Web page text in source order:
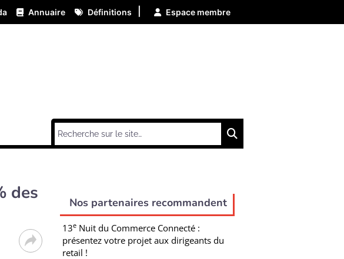
Annuaire Définitions Espace membre
des
Nos partenaires recommandent
13eNuit du Commerce Connecté :
présentez votre projet aux dirigeants du
retail !